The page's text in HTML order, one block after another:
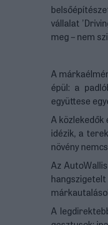
vállalat
meg – nem
A
épül: a
együttese
A
idézik, a
növény
Az
A